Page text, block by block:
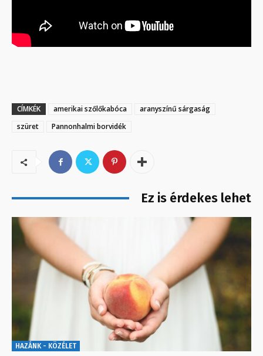
CÍMKÉK amerikai szőlőkabóca
aranyszínű sárgaság
szüret
Pannonhalmi borvidék
Ez is érdekes lehet
HAZÁNK - KÖZÉLET